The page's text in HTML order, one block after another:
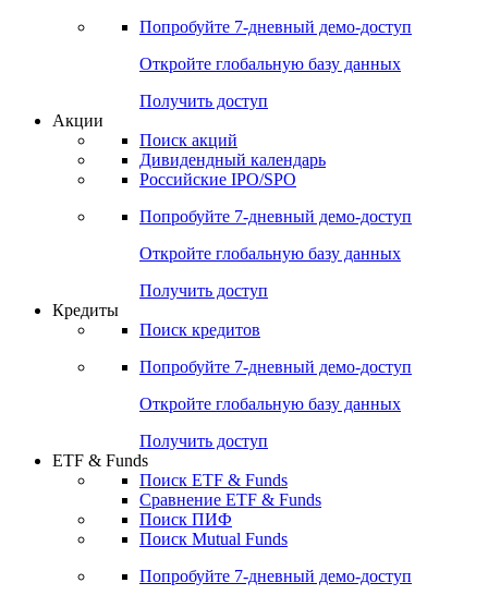
Попробуйте 7-дневный демо-доступ
Откройте глобальную базу данных
Получить доступ
Акции
Поиск акций
Дивидендный календарь
Российские IPO/SPO
Попробуйте 7-дневный демо-доступ
Откройте глобальную базу данных
Получить доступ
Кредиты
Поиск кредитов
Попробуйте 7-дневный демо-доступ
Откройте глобальную базу данных
Получить доступ
ETF & Funds
Поиск ETF & Funds
Сравнение ETF & Funds
Поиск ПИФ
Поиск Mutual Funds
Попробуйте 7-дневный демо-доступ